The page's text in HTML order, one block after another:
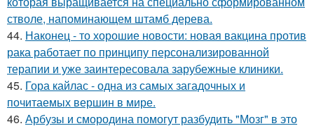
стволе, напоминающем штамб дерева.
44. Наконец - то хорошие новости: новая вакцина против
рака работает по принципу персонализированной
терапии и уже заинтересовала зарубежные клиники.
45. Гора кайлас - одна из самых загадочных и
почитаемых вершин в мире.
46. Арбузы и смородина помогут разбудить "Мозг" в это